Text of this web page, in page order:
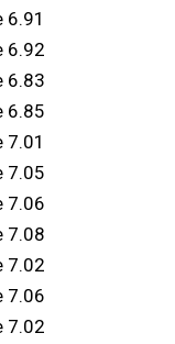
6.91
6.92
6.83
6.85
7.01
7.05
7.06
7.08
7.02
7.06
7.02